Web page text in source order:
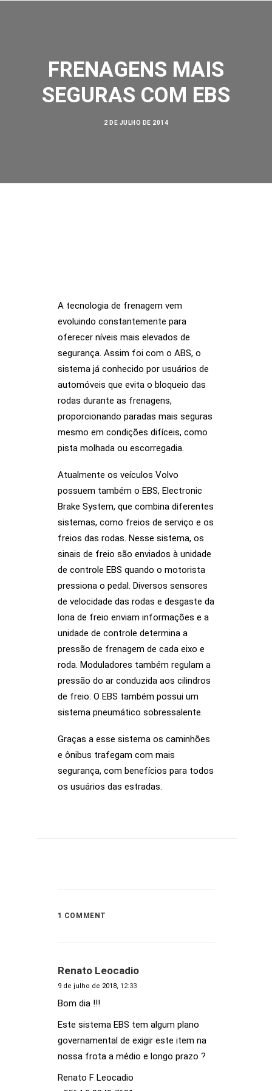
FRENAGENS MAIS
SEGURAS COM EBS
2 DE JULHO DE 2014
A tecnologia de frenagem vem
evoluindo constantemente para
oferecer níveis mais elevados de
segurança. Assim foi com o ABS, o
sistema já conhecido por usuários de
automóveis que evita o bloqueio das
rodas durante as frenagens,
proporcionando paradas mais seguras
mesmo em condições difíceis, como
pista molhada ou escorregadia.
Atualmente os veículos Volvo
possuem também o EBS, Electronic
Brake System, que combina diferentes
sistemas, como freios de serviço e os
freios das rodas. Nesse sistema, os
sinais de freio são enviados à unidade
de controle EBS quando o motorista
pressiona o pedal. Diversos sensores
de velocidade das rodas e desgaste da
lona de freio enviam informações e a
unidade de controle determina a
pressão de frenagem de cada eixo e
roda. Moduladores também regulam a
pressão do ar conduzida aos cilindros
de freio. O EBS também possui um
sistema pneumático sobressalente.
Graças a esse sistema os caminhões
e ônibus trafegam com mais
segurança, com benefícios para todos
os usuários das estradas.
1 COMMENT
Renato Leocadio
9 de julho de 2018, 12:33
Bom dia !!!
Este sistema EBS tem algum plano
governamental de exigir este item na
nossa frota a médio e longo prazo ?
Renato F Leocadio